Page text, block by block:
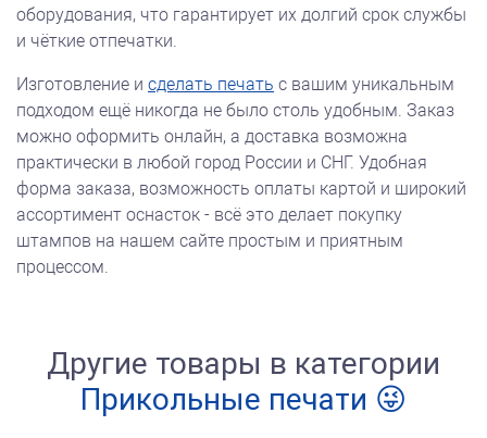
оборудования, что гарантирует их долгий срок службы
и чёткие отпечатки.
Изготовление и сделать печать с вашим уникальным
подходом ещё никогда не было столь удобным. Заказ
можно оформить онлайн, а доставка возможна
практически в любой город России и СНГ. Удобная
форма заказа, возможность оплаты картой и широкий
ассортимент оснасток - всё это делает покупку
штампов на нашем сайте простым и приятным
процессом.
Другие товары в категории
Прикольные печати 😜